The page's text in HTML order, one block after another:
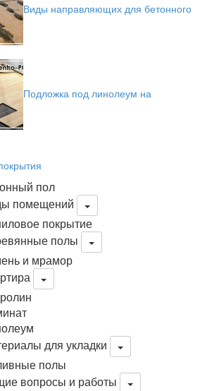
Виды направляющих для бетонного
Подложка под линолеум на
пол
помещений
покрытие
полы
и мрамор
для укладки
полы
вопросы и работы